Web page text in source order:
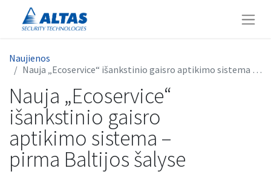
Naujienos
Nauja „Ecoservice“ išankstinio gaisro aptikimo sistema – pirma Baltijos šalyse
Nauja „Ecoservice“
išankstinio gaisro
aptikimo sistema –
pirma Baltijos šalyse